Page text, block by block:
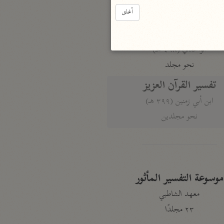
الواحدي (٤٦٨ هـ)
نحو مجلد
تفسير القرآن العزيز
ابن أبي زمنين (٣٩٩ هـ)
نحو مجلدين
موسوعة التفسير المأثور
معهد الشاطبي
٢٣ مجلدًا
أغلق